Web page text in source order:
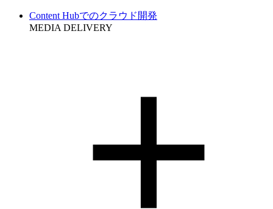
Content Hubでのクラウド開発
MEDIA DELIVERY